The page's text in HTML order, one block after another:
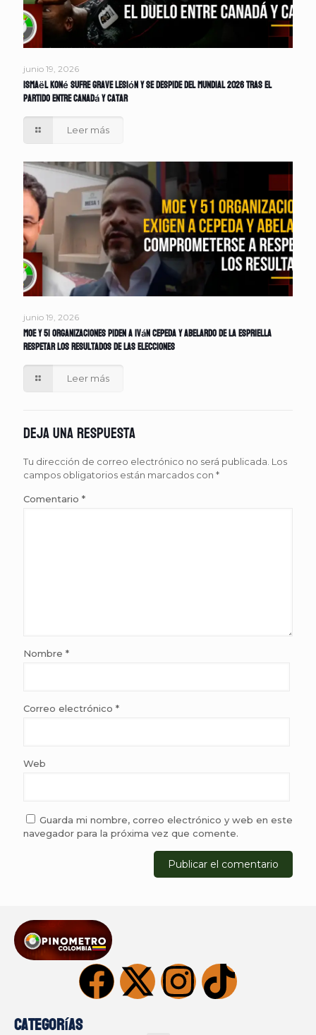
junio 19, 2026
Ismaël Koné sufre grave lesión y se despide del Mundial 2026 tras el
partido entre Canadá y Catar
Leer más
junio 19, 2026
MOE y 51 organizaciones piden a Iván Cepeda y Abelardo de la Espriella
respetar los resultados de las elecciones
Leer más
Deja una respuesta
Tu dirección de correo electrónico no será publicada. Los
campos obligatorios están marcados con *
Comentario *
Nombre *
Correo electrónico *
Web
Guarda mi nombre, correo electrónico y web en este
navegador para la próxima vez que comente.
Categorías